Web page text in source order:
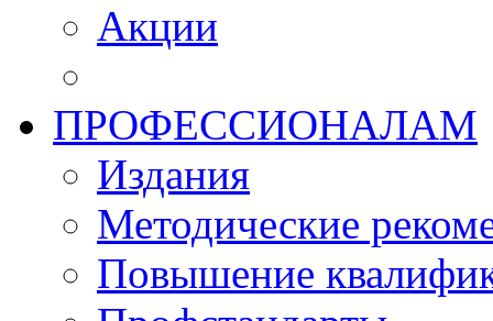
Акции
ПРОФЕССИОНАЛАМ
Издания
Методические
Повышение